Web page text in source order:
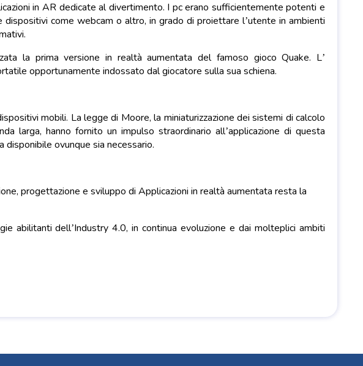
in AR dedicate al divertimento. I pc erano sufficientemente potenti e
come webcam o altro, in grado di proiettare l’utente in ambienti
la prima versione in realtà aumentata del famoso gioco Quake. L’
opportunamente indossato dal giocatore sulla sua schiena.
mobili. La legge di Moore, la miniaturizzazione dei sistemi di calcolo
larga, hanno fornito un impulso straordinario all’applicazione di questa
disponibile ovunque sia necessario.
progettazione e sviluppo di Applicazioni in realtà aumentata resta la
abilitanti dell’Industry 4.0, in continua evoluzione e dai molteplici ambiti